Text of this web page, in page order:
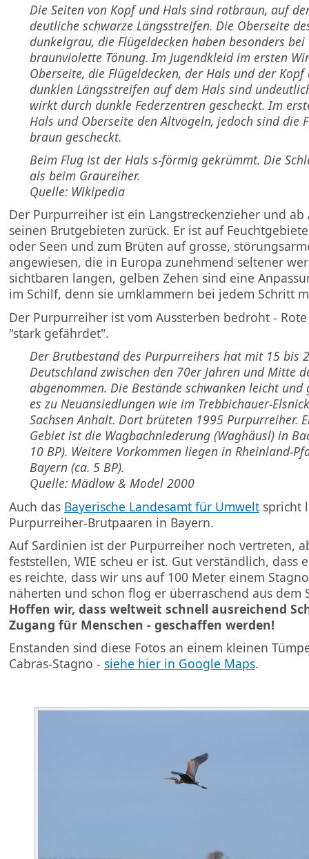
Die Seiten von Kopf und Hals sind rotbraun, auf
deutliche schwarze Längsstreifen. Die Oberseite
dunkelgrau, die Flügeldecken haben besonders
braunviolette Tönung. Im Jugendkleid im ersten
Oberseite, die Flügeldecken, der Hals und der
dunklen Längsstreifen auf dem Hals sind
wirkt durch dunkle Federzentren gescheckt. Im
Hals und Oberseite den Altvögeln, jedoch sind die
braun gescheckt.
Beim Flug ist der Hals s-förmig gekrümmt. Die
als beim Graureiher.
Quelle: Wikipedia
Der Purpurreiher ist ein Langstreckenzieher und
seinen Brutgebieten zurück. Er ist auf
oder Seen und zum Brüten auf grosse,
angewiesen, die in Europa zunehmend seltener
sichtbaren langen, gelben Zehen sind eine
im Schilf, denn sie umklammern bei jedem Schritt
Der Purpurreiher ist vom Aussterben bedroht -
"stark gefährdet".
Der Brutbestand des Purpurreihers hat mit 15 bis
Deutschland zwischen den 70er Jahren und Mitte
abgenommen. Die Bestände schwanken leicht
es zu Neuansiedlungen wie im Trebbichauer-
Sachsen Anhalt. Dort brüteten 1995 Purpurreiher.
Gebiet ist die Wagbachniederung (Waghäusl) in
10 BP). Weitere Vorkommen liegen in Rheinland-
Bayern (ca. 5 BP).
Quelle: Mädlow & Model 2000
Auch das Bayerische Landesamt für Umwelt spricht
Purpurreiher-Brutpaaren in Bayern.
Auf Sardinien ist der Purpurreiher noch vertreten,
feststellen, WIE scheu er ist. Gut verständlich, dass
es reichte, dass wir uns auf 100 Meter einem
näherten und schon flog er überraschend aus dem
Hoffen wir, dass weltweit schnell ausreichend
Zugang für Menschen - geschaffen werden!
Enstanden sind diese Fotos an einem kleinen
Cabras-Stagno - siehe hier in Google Maps.